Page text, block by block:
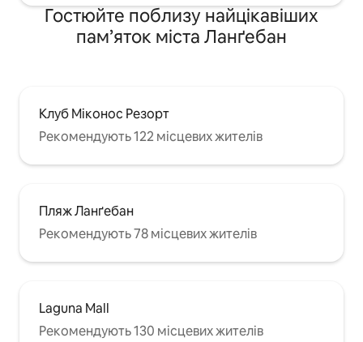
Гостюйте поблизу найцікавіших
пам’яток міста Ланґебан
Клуб Міконос Резорт
Рекомендують 122 місцевих жителів
Пляж Ланґебан
Рекомендують 78 місцевих жителів
Laguna Mall
Рекомендують 130 місцевих жителів